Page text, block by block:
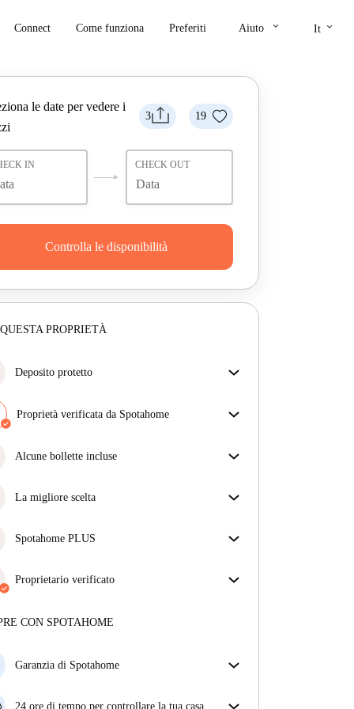
Connect Come funziona Preferiti Aiuto keyboard_arrow_down It keyboard_arrow_down
3 19
le date per vedere i
IN CHECK OUT
Controlla le disponibilità
PROPRIETÀ
Deposito protetto
restituisce il deposito, lo faremo noi.
Più informazioni
Proprietà verificata da Spotahome
ottieni esattamente ciò che vedi nell'annuncio.
Alcune bollette incluse
descrizione dell'annuncio per vedere quali utenze
La migliore scelta
disponibilità e qualità di alto livello.
Spotahome PLUS
fornendo accesso agli standard di sicurezza più
elevati e un supporto aggiuntivo durante la
Proprietario verificato
Maggiori informazioni su questo locatore
CON SPOTAHOME
Garanzia di Spotahome
con breve preavviso, noi A) ti pagheremo un hotel e
24 ore di tempo per controllare la tua casa